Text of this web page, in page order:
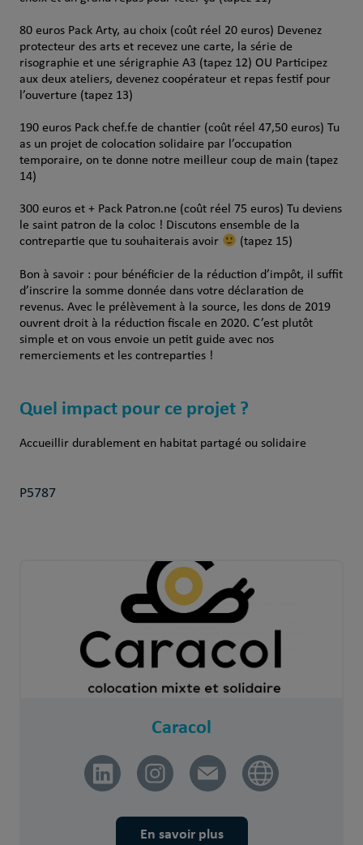
80 euros Pack Arty, au choix (coût réel 20 euros) Devenez
protecteur des arts et recevez une carte, la série de
risographie et une sérigraphie A3 (tapez 12) OU Participez
aux deux ateliers, devenez coopérateur et repas festif pour
l’ouverture (tapez 13)
190 euros Pack chef.fe de chantier (coût réel 47,50 euros) Tu
as un projet de colocation solidaire par l’occupation
temporaire, on te donne notre meilleur coup de main (tapez
14)
300 euros et + Pack Patron.ne (coût réel 75 euros) Tu deviens
le saint patron de la coloc ! Discutons ensemble de la
contrepartie que tu souhaiterais avoir
(tapez 15)
Bon à savoir : pour bénéficier de la réduction d’impôt, il suffit
d’inscrire la somme donnée dans votre déclaration de
revenus. Avec le prélèvement à la source, les dons de 2019
ouvrent droit à la réduction fiscale en 2020. C’est plutôt
simple et on vous envoie un petit guide avec nos
remerciements et les contreparties !
Quel impact pour ce projet ?
Accueillir durablement en habitat partagé ou solidaire
P5787
Caracol
En savoir plus